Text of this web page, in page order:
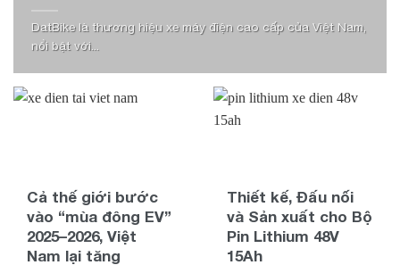
DatBike là thương hiệu xe máy điện cao cấp của Việt Nam,
nổi bật với...
Cả thế giới bước
vào “mùa đông EV”
2025–2026, Việt
Nam lại tăng
Thiết kế, Đấu nối
và Sản xuất cho Bộ
Pin Lithium 48V
15Ah